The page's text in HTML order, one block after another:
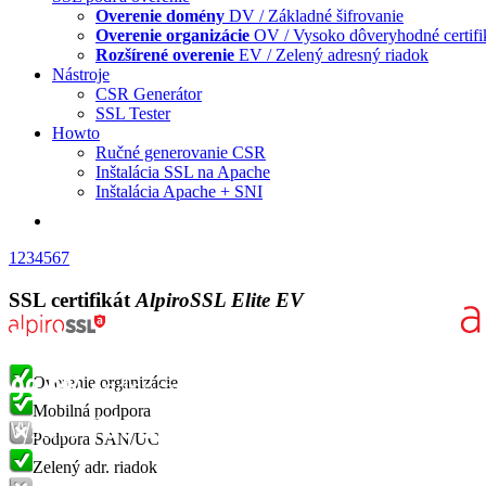
Overenie domény DV / Základné šifrovanie
Overenie organizácie OV / Vysoko dôveryhodné
Rozšírené overenie EV / Zelený adresný riadok
Nástroje
CSR Generátor
SSL Tester
Howto
Ručné generovanie CSR
Inštalácia SSL na Apache
Inštalácia Apache + SNI
1 234567
SSL certifikát AlpiroSSL Elite EV
Overenie organizácie
Mobilná podpora
Podpora SAN/UC
Zelený adr. riadok